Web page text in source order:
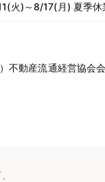
火)～8/17(月) 夏季休
不動産流通経営協会